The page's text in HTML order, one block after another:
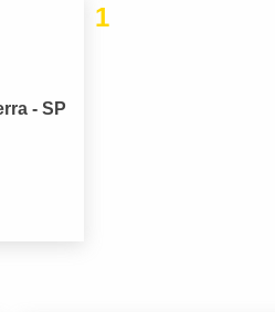
- SP
1